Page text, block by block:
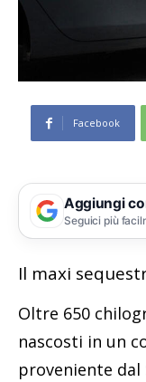
Facebook
Aggiungi
Seguici più
Il maxi
Oltre 650
nascosti in un
proveniente